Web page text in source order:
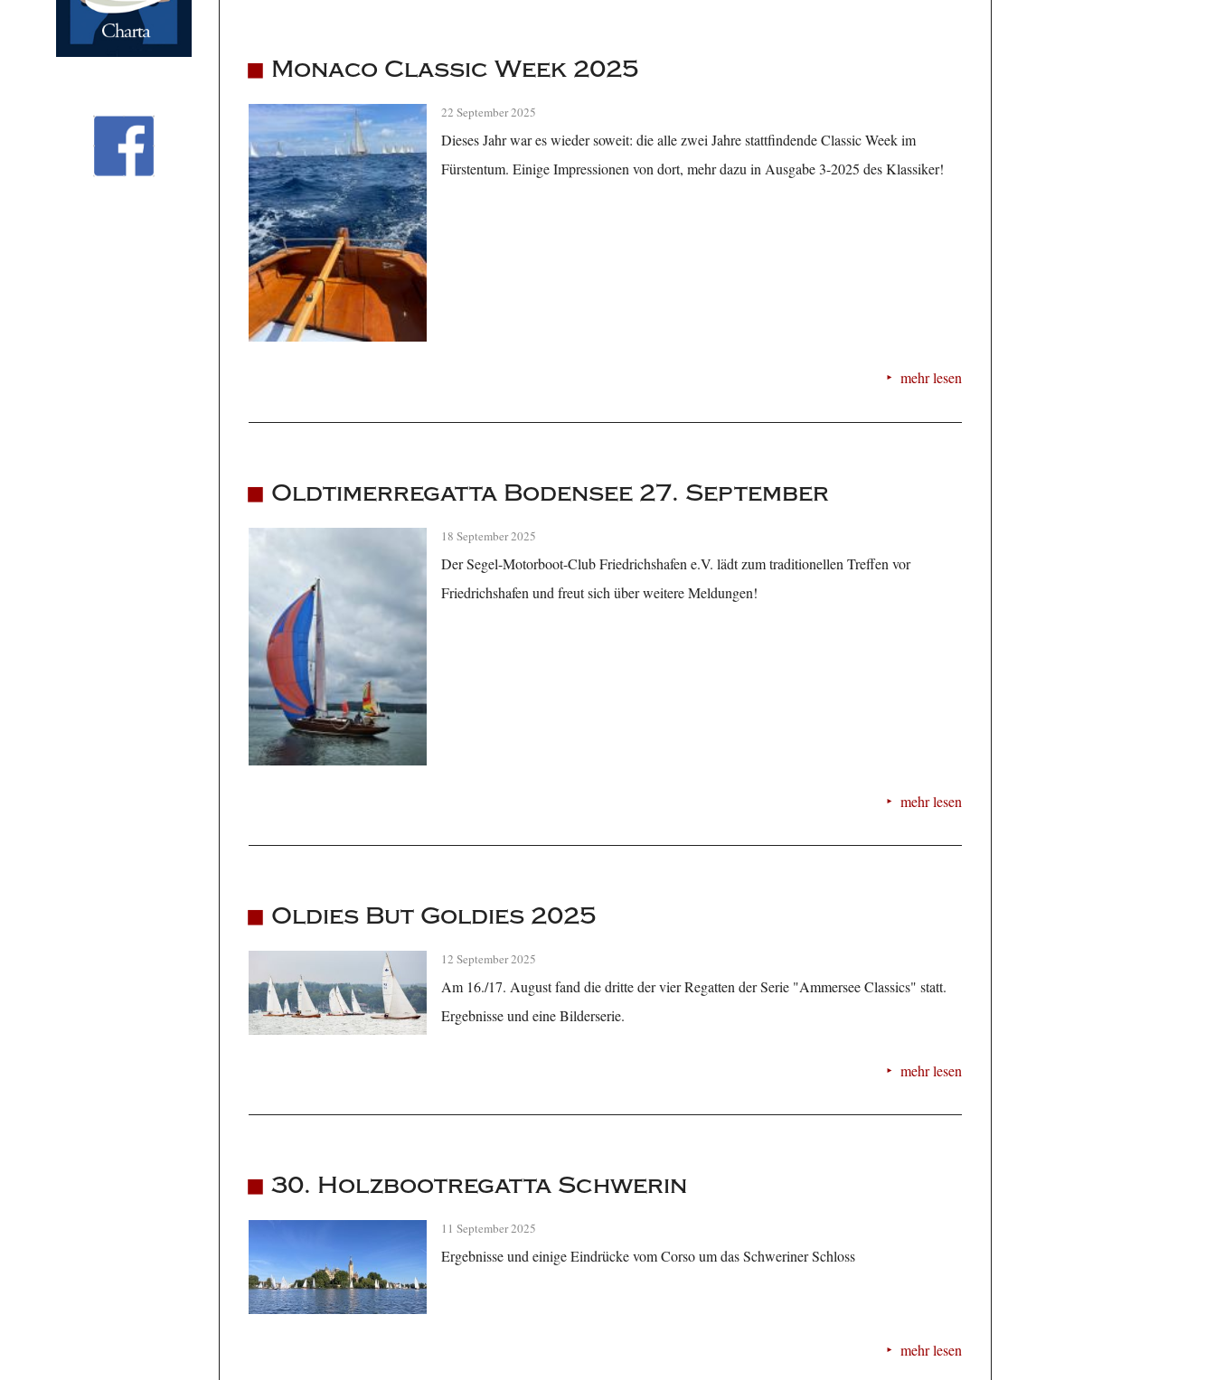
Monaco Classic Week 2025
22 September 2025
Dieses Jahr war es wieder soweit: die alle zwei Jahre stattfindende Classic Week im
Fürstentum. Einige Impressionen von dort, mehr dazu in Ausgabe 3-2025 des Klassiker!
mehr lesen
Oldtimerregatta Bodensee 27. September
18 September 2025
Der Segel-Motorboot-Club Friedrichshafen e.V. lädt zum traditionellen Treffen vor
Friedrichshafen und freut sich über weitere Meldungen!
mehr lesen
Oldies But Goldies 2025
12 September 2025
Am 16./17. August fand die dritte der vier Regatten der Serie "Ammersee Classics" statt.
Ergebnisse und eine Bilderserie.
mehr lesen
30. Holzbootregatta Schwerin
11 September 2025
Ergebnisse und einige Eindrücke vom Corso um das Schweriner Schloss
mehr lesen